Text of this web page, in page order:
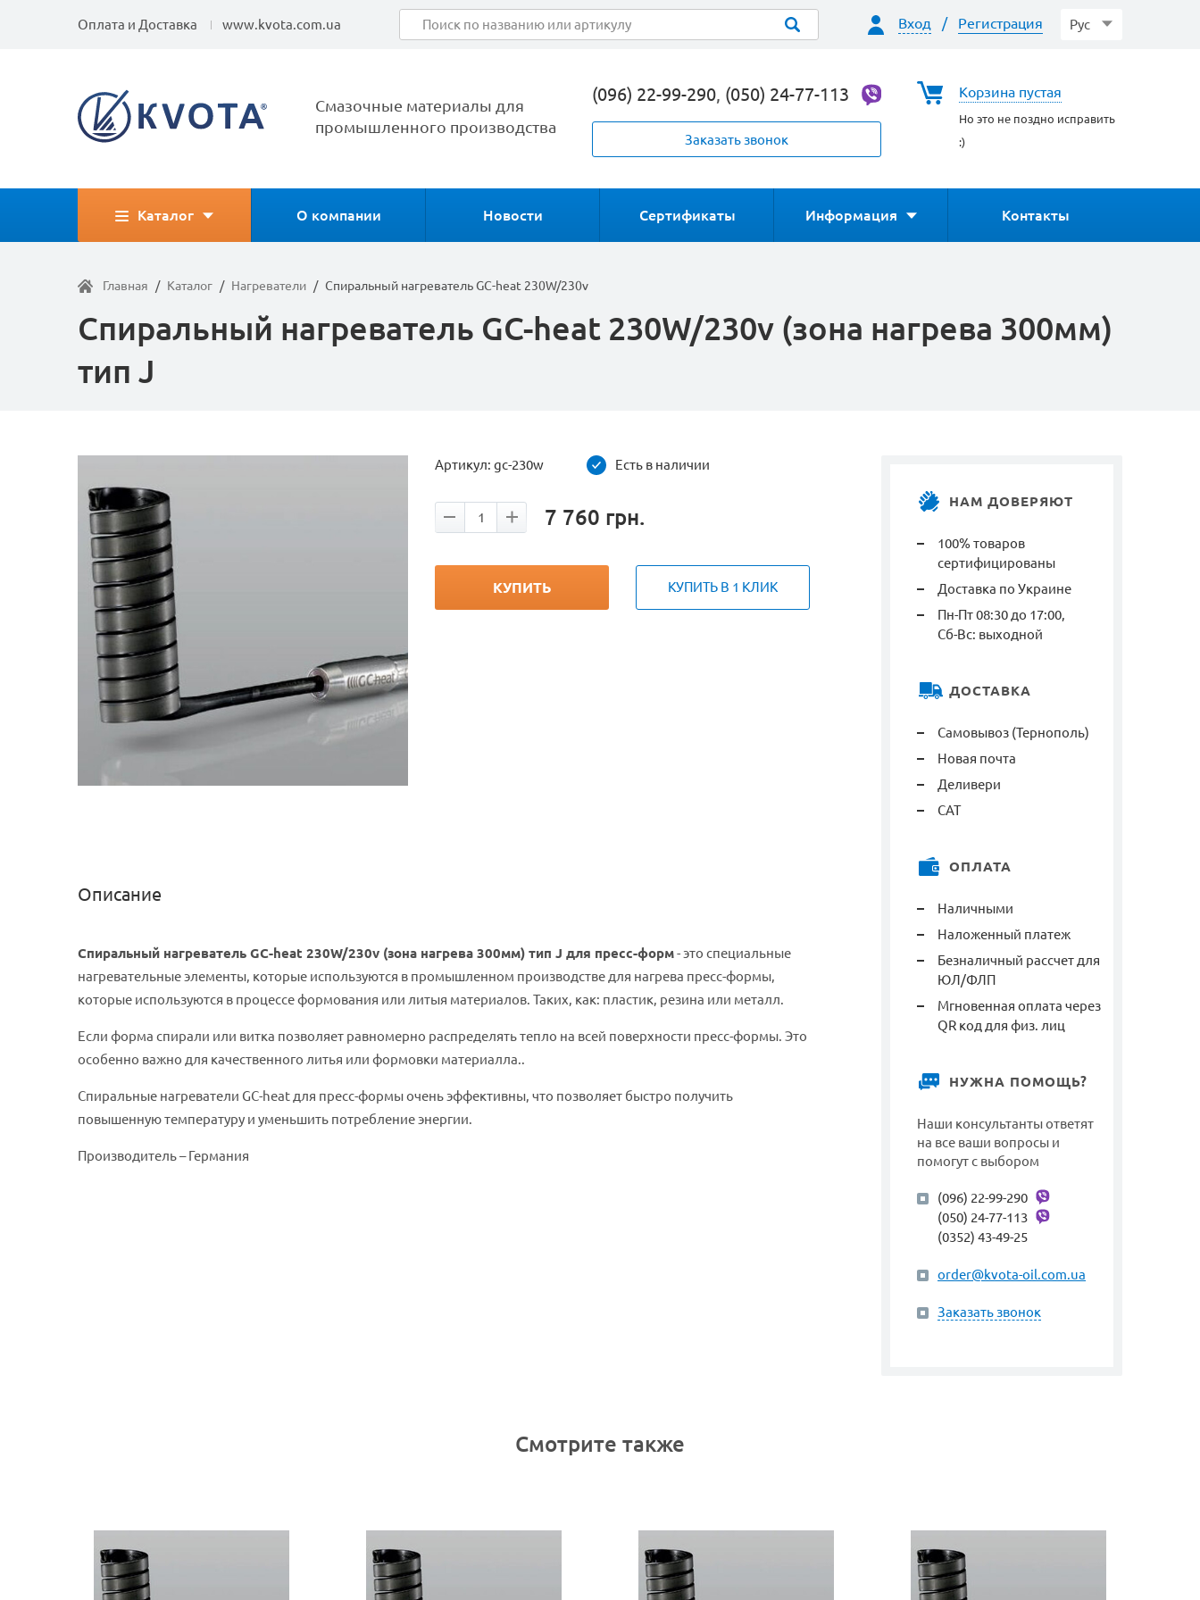
Оплата и Доставка www.kvota.com.ua Рус
Вход / Регистрация
Смазочные материалы для
промышленного производства
Корзина пустая
Но это не поздно исправить
:)
(096) 22-99-290, (050) 24-77-113
Заказать звонок
Каталог О компании Новости Сертификаты Информация Контакты
Главная / Каталог / Нагреватели / Спиральный нагреватель GC-heat 230W/230v
Спиральный нагреватель GC-heat 230W/230v (зона нагрева 300мм)
тип J
Артикул: gc-230w Есть в наличии
7 760 грн.
КУПИТЬ КУПИТЬ В 1 КЛИК
Описание
Спиральный нагреватель GC-heat 230W/230v (зона нагрева 300мм) тип J для пресс-форм- это специальные
нагревательные элементы, которые используются в промышленном производстве для нагрева пресс-формы,
которые используются в процессе формования или литыя материалов. Таких, как: пластик, резина или металл.
Если форма спирали или витка позволяет равномерно распределять тепло на всей поверхности пресс-формы. Это
особенно важно для качественного литья или формовки материалла..
Спиральные нагреватели GC-heat для пресс-формы очень эффективны, что позволяет быстро получить
повышенную температуру и уменьшить потребление энергии.
Производитель – Германия
НАМ ДОВЕРЯЮТ
100% товаров
сертифицированы
Доставка по Украине
Пн-Пт 08:30 до 17:00,
Сб-Вс: выходной
ДОСТАВКА
Самовывоз (Тернополь)
Новая почта
Деливери
САТ
ОПЛАТА
Наличными
Наложенный платеж
Безналичный рассчет для
ЮЛ/ФЛП
Мгновенная оплата через
QR код для физ. лиц
НУЖНА ПОМОЩЬ?
Наши консультанты ответят
на все ваши вопросы и
помогут с выбором
(096) 22-99-290
(050) 24-77-113
(0352) 43-49-25
order@kvota-oil.com.ua
Заказать звонок
Смотрите также